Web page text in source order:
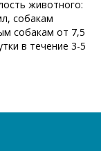
животного:
собакам
собакам от 7,5
в течение 3-5